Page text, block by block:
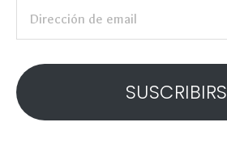
Dirección
de
email